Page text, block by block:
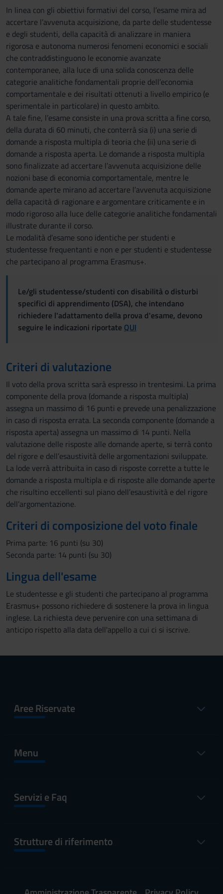
In linea con gli obiettivi formativi del corso, l’esame mira ad
accertare l’avvenuta acquisizione, da parte delle studentesse
e degli studenti, della capacità di analizzare in maniera
rigorosa e autonoma numerosi fenomeni economici e sociali
che contraddistinguono le economie avanzate
contemporanee, alla luce di una solida conoscenza delle
categorie analitiche fondamentali proprie dell’economia
comportamentale e dei risultati ottenuti a livello empirico (e
sperimentale in particolare) in questo ambito.
A tale fine, l’esame consiste in una prova scritta a fine corso,
della durata di 60 minuti, che conterrà sia (i) una serie di
domande a risposta multipla di teoria che (ii) una serie di
domande a risposta aperta. Le domande a risposta multipla
sono finalizzate ad accertare l’avvenuta acquisizione delle
nozioni base di economia comportamentale, mentre le
domande aperte mirano ad accertare l’avvenuta acquisizione
della capacità di ragionare e argomentare criticamente e in
modo rigoroso alla luce delle categorie analitiche fondamentali
illustrate durante il corso.
Le modalità d’esame sono identiche per studenti e
studentesse frequentanti e non e per studenti e studentesse
che partecipano al programma Erasmus+.
Le/gli studentesse/studenti con disabilità o disturbi
specifici di apprendimento (DSA), che intendano
richiedere l'adattamento della prova d'esame, devono
seguire le indicazioni riportate QUI
Criteri di valutazione
Il voto della prova scritta sarà espresso in trentesimi. La prima
componente della prova (domande a risposta multipla)
assegna un massimo di 16 punti e prevede una penalizzazione
in caso di risposta errata. La seconda componente (domande a
risposta aperta) assegna un massimo di 14 punti. Nella
valutazione delle risposte alle domande aperte, si terrà conto
del rigore e dell’esaustività delle argomentazioni sviluppate.
La lode verrà attribuita in caso di risposte corrette a tutte le
domande a risposta multipla e di risposte alle domande aperte
che risultino eccellenti sul piano dell’esaustività e del rigore
dell’argomentazione.
Criteri di composizione del voto finale
Prima parte: 16 punti (su 30)
Seconda parte: 14 punti (su 30)
Lingua dell'esame
Le studentesse e gli studenti che partecipano al programma
Erasmus+ possono richiedere di sostenere la prova in lingua
inglese. La richiesta deve pervenire con una settimana di
anticipo rispetto alla data dell'appello a cui ci si iscrive.
Aree Riservate
Menu
Servizi e Faq
Strutture di riferimento